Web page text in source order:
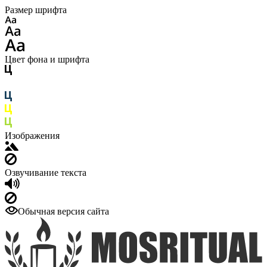
Размер шрифта
Цвет фона и шрифта
Изображения
Озвучивание текста
Обычная версия сайта